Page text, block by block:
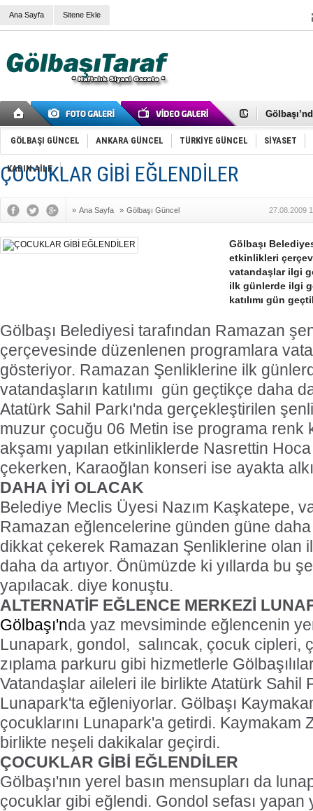
Ana Sayfa Sitene Ekle
Cemal
Samet
FAİZ
Mikail
Gölbaşı
İNCEK
GÖLBAŞI GÜNCEL ANKARA GÜNCEL TÜRKİYE GÜNCEL SİYASET
KADIN AİLE
ÇOCUKLAR GİBİ EĞLENDİLER
» Ana Sayfa » Gölbaşı Güncel 27.08.2009
Gölbaşı
etkinlikleri
vatandaşlar ilgi
ilk günlerde ilgi
katılımı gün
Gölbaşı Belediyesi tarafından Ramazan
çerçevesinde düzenlenen programlara
gösteriyor. Ramazan Şenliklerine ilk
vatandaşların katılımı gün geçtikçe daha
Atatürk Sahil Parkı'nda gerçekleştirilen
muzur çocuğu 06 Metin ise programa renk
akşamı yapılan etkinliklerde Nasrettin
çekerken, Karaoğlan konseri ise ayakta
DAHA İYİ OLACAK
Belediye Meclis Üyesi Nazım Kaşkatepe,
Ramazan eğlencelerine günden güne
dikkat çekerek Ramazan Şenliklerine olan
daha da artıyor. Önümüzde ki yıllarda bu
yapılacak. diye konuştu.
ALTERNATİF EĞLENCE MERKEZİ
Gölbaşı'nda yaz mevsiminde eğlencenin
Lunapark, gondol, salıncak, çocuk cipleri,
zıplama parkuru gibi hizmetlerle
Vatandaşlar aileleri ile birlikte Atatürk Sahil
Lunapark'ta eğleniyorlar. Gölbaşı
çocuklarını Lunapark'a getirdi. Kaymakam
birlikte neşeli dakikalar geçirdi.
ÇOCUKLAR GİBİ EĞLENDİLER
Gölbaşı'nın yerel basın mensupları da
çocuklar gibi eğlendi. Gondol sefası yapan